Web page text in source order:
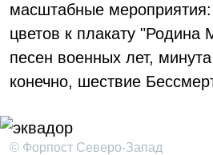
масштабные
цветов к плакату "Родина
песен военных лет,
конечно, шествие
© Форпост Северо-Запад